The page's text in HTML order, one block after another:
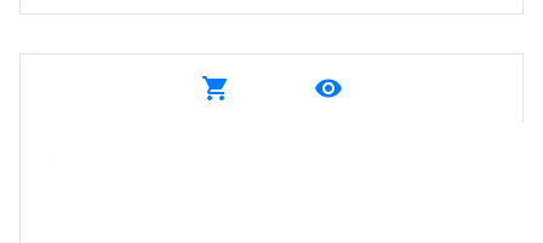
shopping_cart remove_red_eye